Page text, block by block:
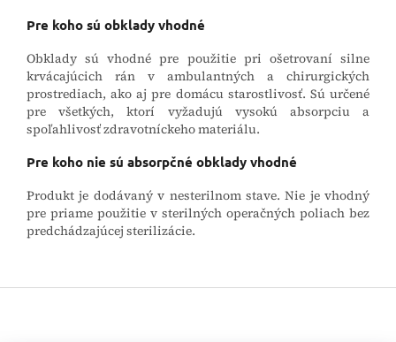
Pre koho sú obklady vhodné
Obklady sú vhodné pre použitie pri ošetrovaní silne
krvácajúcich rán v ambulantných a chirurgických
prostrediach, ako aj pre domácu starostlivosť. Sú určené
pre všetkých, ktorí vyžadujú vysokú absorpciu a
spoľahlivosť zdravotníckeho materiálu.
Pre koho nie sú absorpčné obklady vhodné
Produkt je dodávaný v nesterilnom stave. Nie je vhodný
pre priame použitie v sterilných operačných poliach bez
predchádzajúcej sterilizácie.